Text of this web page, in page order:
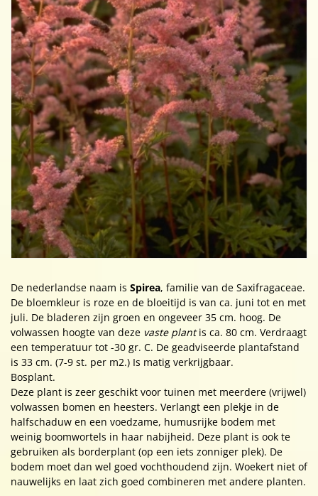
De nederlandse naam is Spirea, familie van de Saxifragaceae.
De bloemkleur is roze en de bloeitijd is van ca. juni tot en met
juli. De bladeren zijn groen en ongeveer 35 cm. hoog. De
volwassen hoogte van deze vaste plantis ca. 80 cm. Verdraagt
een temperatuur tot -30 gr. C. De geadviseerde plantafstand
is 33 cm. (7-9 st. per m2.) Is matig verkrijgbaar.
Bosplant.
Deze plant is zeer geschikt voor tuinen met meerdere (vrijwel)
volwassen bomen en heesters. Verlangt een plekje in de
halfschaduw en een voedzame, humusrijke bodem met
weinig boomwortels in haar nabijheid. Deze plant is ook te
gebruiken als borderplant (op een iets zonniger plek). De
bodem moet dan wel goed vochthoudend zijn. Woekert niet of
nauwelijks en laat zich goed combineren met andere planten.